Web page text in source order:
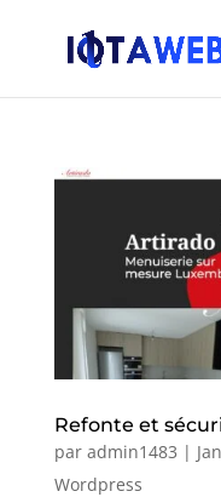
Refonte et
par admin1483 |
Wordpress